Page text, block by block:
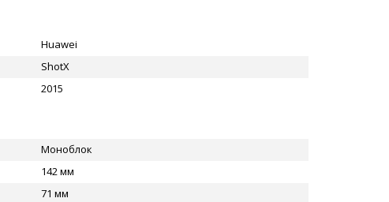
Huawei
ShotX
2015
Моноблок
142 мм
71 мм